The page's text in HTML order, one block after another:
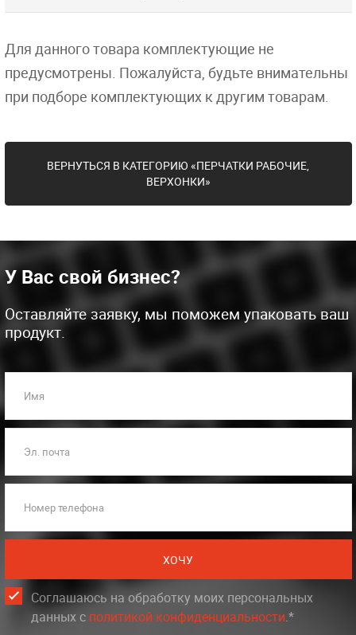
Для данного товара комплектующие не
предусмотрены. Пожалуйста, будьте внимательны
при подборе комплектующих к другим товарам.
ВЕРНУТЬСЯ В КАТЕГОРИЮ «ПЕРЧАТКИ РАБОЧИЕ,
ВЕРХОНКИ»
У Вас свой бизнес?
Оставляйте заявку, мы поможем упаковать ваш
продукт.
Имя
Эл. почта
Номер телефона
ХОЧУ
Соглашаюсь на обработку моих персональных
данных c политикой конфиденциальности.*